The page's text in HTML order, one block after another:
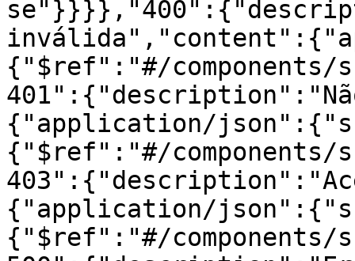
{"$ref":"#/components/
{"application/
{"$ref":"#/components/
{"application/
{"$ref":"#/components/